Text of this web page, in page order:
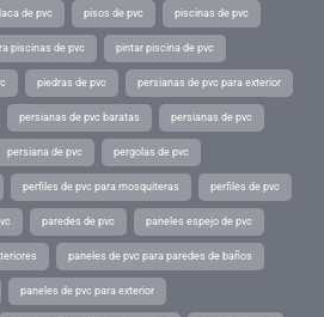
de pvc pisos de pvc piscinas de pvc
piscinas de pvc pintar piscina de pvc
piedras de pvc persianas de pvc para exterior
persianas de pvc baratas persianas de pvc
persiana de pvc pergolas de pvc
perfiles de pvc para mosquiteras perfiles de pvc
paredes de pvc paneles espejo de pvc
paneles de pvc para paredes de baños
paneles de pvc para exterior